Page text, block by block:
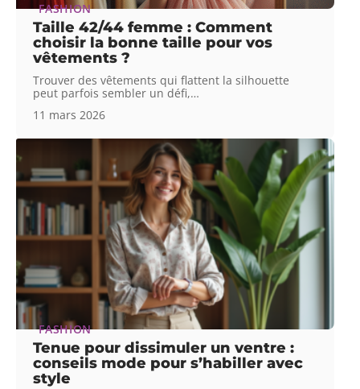
FASHION
Taille 42/44 femme : Comment
choisir la bonne taille pour vos
vêtements ?
Trouver des vêtements qui flattent la silhouette
peut parfois sembler un défi,…
11 mars 2026
FASHION
Tenue pour dissimuler un ventre :
conseils mode pour s’habiller avec
style